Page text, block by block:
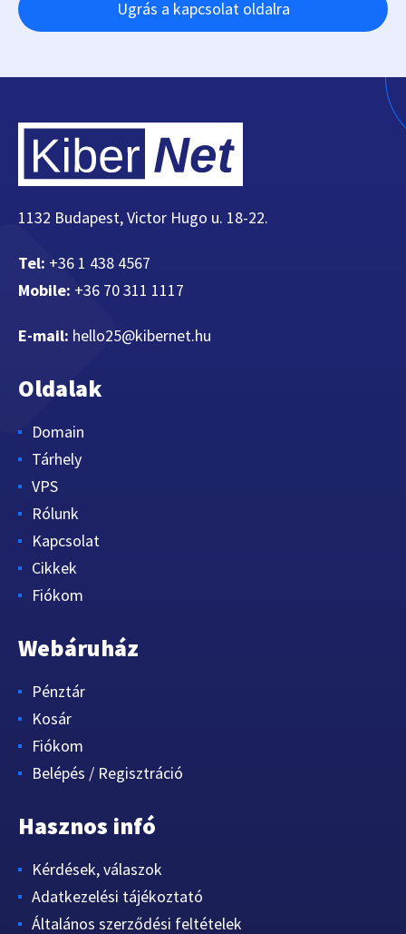
Ugrás a kapcsolat oldalra
1132 Budapest, Victor Hugo u. 18-22.
Tel: +36 1 438 4567
Mobile: +36 70 311 1117
E-mail: hello25@kibernet.hu
Oldalak
Domain
Tárhely
VPS
Rólunk
Kapcsolat
Cikkek
Fiókom
Webáruház
Pénztár
Kosár
Fiókom
Belépés / Regisztráció
Hasznos infó
Kérdések, válaszok
Adatkezelési tájékoztató
Általános szerződési feltételek